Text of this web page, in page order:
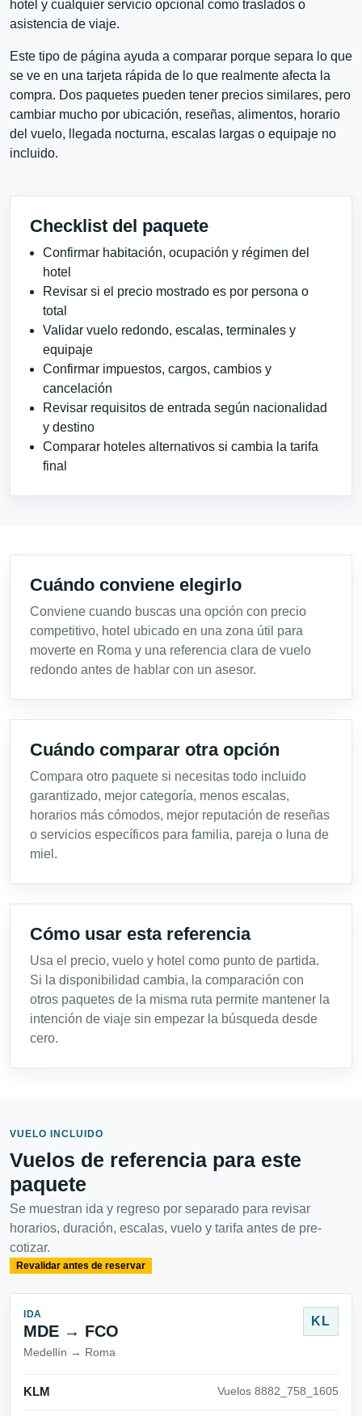
hotel y cualquier servicio opcional como traslados o
asistencia de viaje.
Este tipo de página ayuda a comparar porque separa lo que
se ve en una tarjeta rápida de lo que realmente afecta la
compra. Dos paquetes pueden tener precios similares, pero
cambiar mucho por ubicación, reseñas, alimentos, horario
del vuelo, llegada nocturna, escalas largas o equipaje no
incluido.
Checklist del paquete
Confirmar habitación, ocupación y régimen del
hotel
Revisar si el precio mostrado es por persona o
total
Validar vuelo redondo, escalas, terminales y
equipaje
Confirmar impuestos, cargos, cambios y
cancelación
Revisar requisitos de entrada según nacionalidad
y destino
Comparar hoteles alternativos si cambia la tarifa
final
Cuándo conviene elegirlo
Conviene cuando buscas una opción con precio
competitivo, hotel ubicado en una zona útil para
moverte en Roma y una referencia clara de vuelo
redondo antes de hablar con un asesor.
Cuándo comparar otra opción
Compara otro paquete si necesitas todo incluido
garantizado, mejor categoría, menos escalas,
horarios más cómodos, mejor reputación de reseñas
o servicios específicos para familia, pareja o luna de
miel.
Cómo usar esta referencia
Usa el precio, vuelo y hotel como punto de partida.
Si la disponibilidad cambia, la comparación con
otros paquetes de la misma ruta permite mantener la
intención de viaje sin empezar la búsqueda desde
cero.
VUELO INCLUIDO
Vuelos de referencia para este
paquete
Se muestran ida y regreso por separado para revisar
horarios, duración, escalas, vuelo y tarifa antes de pre-
cotizar.
Revalidar antes de reservar
IDA
MDE → FCO
Medellín → Roma
KL
KLM Vuelos 8882_758_1605